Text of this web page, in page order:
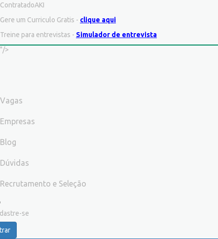
ContratadoAKI
Gere um Curriculo Gratis - clique aqui
Treine para entrevistas - Simulador de entrevista
"/>
Vagas
Empresas
Blog
Dúvidas
Recrutamento e Seleção
se